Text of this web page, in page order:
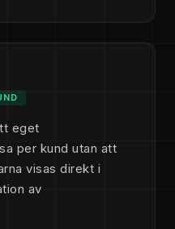
eget
per kund utan att
visas direkt i
av